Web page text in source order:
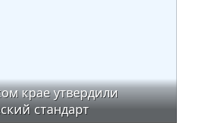
крае утвердили
стандарт